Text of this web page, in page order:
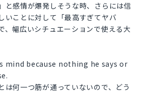
と感情が爆発しそうな時、さらには信
いことに対して「最高すぎてヤバ
、幅広いシチュエーションで使える大
mind because nothing he says or
は何一つ筋が通っていないので、どう